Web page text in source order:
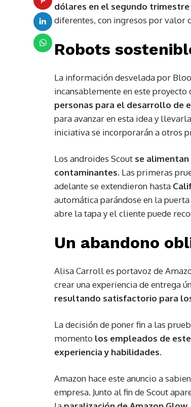
dólares en el segundo trimestre
diferentes, con ingresos por valor
Robots
La información desvelada por
incansablemente en este proyecto
personas para el desarrollo de
para avanzar en esta idea y
iniciativa se incorporarán a otros
Los androides Scout se
contaminantes. Las primeras
adelante se extendieron hasta
automática parándose en la
abre la tapa y el cliente puede
Un abandono
Alisa Carroll es portavoz de
crear una experiencia de entrega
resultando satisfactorio para
La decisión de poner fin a las
momento los empleados de
experiencia y habilidades.
Amazon hace este anuncio a
empresa. Junto al fin de Scout